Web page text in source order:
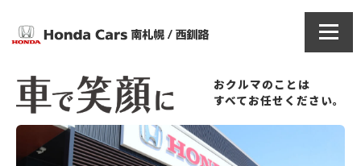
おクルマのことは
すべてお任せください。